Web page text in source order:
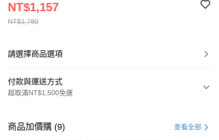
NT$1,780
NT$1,157
請選擇商品選項
付款與運送方式
超取滿NT$1,500免運
信用卡一次付款
商品加價購 (9) 查看全部